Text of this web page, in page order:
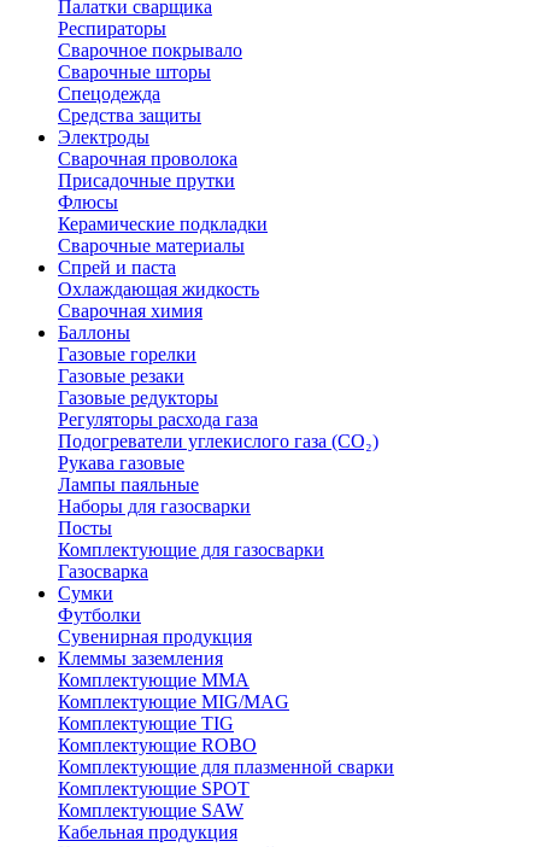
Палатки сварщика
Респираторы
Сварочное покрывало
Сварочные шторы
Спецодежда
Средства защиты
Электроды
Сварочная проволока
Присадочные прутки
Флюсы
Керамические подкладки
Сварочные материалы
Спрей и паста
Охлаждающая жидкость
Сварочная химия
Баллоны
Газовые горелки
Газовые резаки
Газовые редукторы
Регуляторы расхода газа
Подогреватели углекислого газа (CO₂)
Рукава газовые
Лампы паяльные
Наборы для газосварки
Посты
Комплектующие для газосварки
Газосварка
Сумки
Футболки
Сувенирная продукция
Клеммы заземления
Комплектующие ММА
Комплектующие MIG/MAG
Комплектующие TIG
Комплектующие ROBO
Комплектующие для плазменной сварки
Комплектующие SPOT
Комплектующие SAW
Кабельная продукция